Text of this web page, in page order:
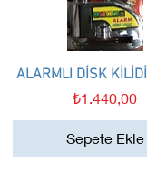
Hızlı Bakış
ALARMLI DİSK
Fiyat
₺1.440,00
Sepete Ekle